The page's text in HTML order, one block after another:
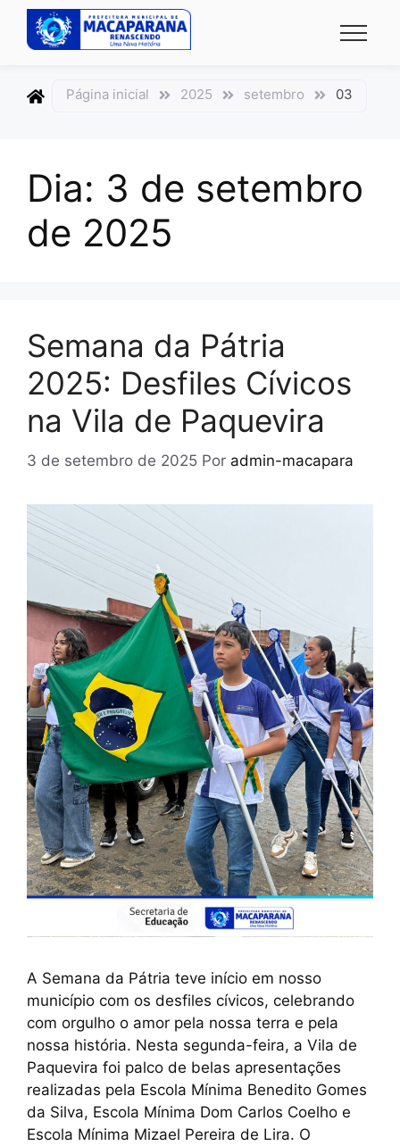
conteúdo
conteúdo
Página inicial 2025 setembro 03
Dia: 3 de setembro
de 2025
Semana da Pátria
2025: Desfiles Cívicos
na Vila de Paquevira
3 de setembro de 2025 Por admin-macapara
A Semana da Pátria teve início em nosso
município com os desfiles cívicos, celebrando
com orgulho o amor pela nossa terra e pela
nossa história. Nesta segunda-feira, a Vila de
Paquevira foi palco de belas apresentações
realizadas pela Escola Mínima Benedito Gomes
da Silva, Escola Mínima Dom Carlos Coelho e
Escola Mínima Mizael Pereira de Lira. O